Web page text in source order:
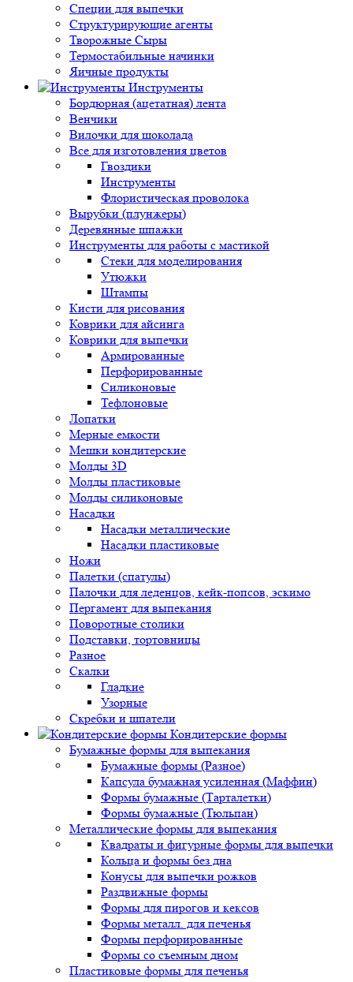
Специи для выпечки
Структурирующие агенты
Творожные Сыры
Термостабильные начинки
Яичные продукты
Инструменты
Бордюрная (ацетатная) лента
Венчики
Вилочки для шоколада
Все для изготовления цветов
Гвоздики
Инструменты
Флористическая проволока
Вырубки (плунжеры)
Деревянные шпажки
Инструменты для работы с мастикой
Стеки для моделирования
Утюжки
Штампы
Кисти для рисования
Коврики для айсинга
Коврики для выпечки
Армированные
Перфорированные
Силиконовые
Тефлоновые
Лопатки
Мерные емкости
Мешки кондитерские
Молды 3D
Молды пластиковые
Молды силиконовые
Насадки
Насадки металлические
Насадки пластиковые
Ножи
Палетки (спатулы)
Палочки для леденцов, кейк-попсов, эскимо
Пергамент для выпекания
Поворотные столики
Подставки, тортовницы
Разное
Скалки
Гладкие
Узорные
Скребки и шпатели
Кондитерские формы
Бумажные формы для выпекания
Бумажные формы (Разное)
Капсула бумажная усиленная (Маффин)
Формы бумажные (Тарталетки)
Формы бумажные (Тюльпан)
Металлические формы для выпекания
Квадраты и фигурные формы для выпечки
Кольца и формы без дна
Конусы для выпечки рожков
Раздвижные формы
Формы для пирогов и кексов
Формы металл. для печенья
Формы перфорированные
Формы со съемным дном
Пластиковые формы для печенья